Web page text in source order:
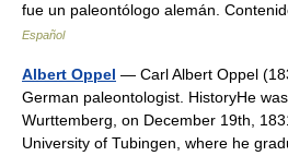
fue un paleontólogo alemán.
Español
Albert Oppel — Carl Albert Oppel
German paleontologist. HistoryHe
Wurttemberg, on December 19th,
University of Tubingen, where he